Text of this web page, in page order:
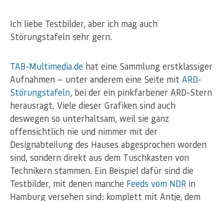
Ich liebe Testbilder, aber ich mag auch
Störungstafeln sehr gern.
TAB-Multimedia.de hat eine Sammlung erstklassiger
Aufnahmen — unter anderem eine Seite mit ARD-
Störungstafeln, bei der ein pinkfarbener ARD-Stern
herausragt. Viele dieser Grafiken sind auch
deswegen so unterhaltsam, weil sie ganz
offensichtlich nie und nimmer mit der
Designabteilung des Hauses abgesprochen worden
sind, sondern direkt aus dem Tuschkasten von
Technikern stammen. Ein Beispiel dafür sind die
Testbilder, mit denen manche Feeds vom NDR in
Hamburg versehen sind: komplett mit Antje, dem